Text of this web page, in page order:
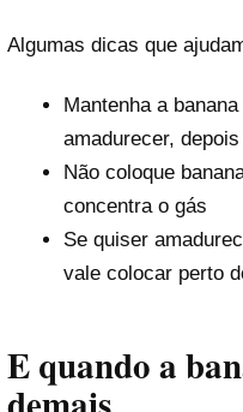
Algumas dicas que
Mantenha a
amadurecer,
Não coloque
concentra o gás
Se quiser
vale colocar perto
E quando a